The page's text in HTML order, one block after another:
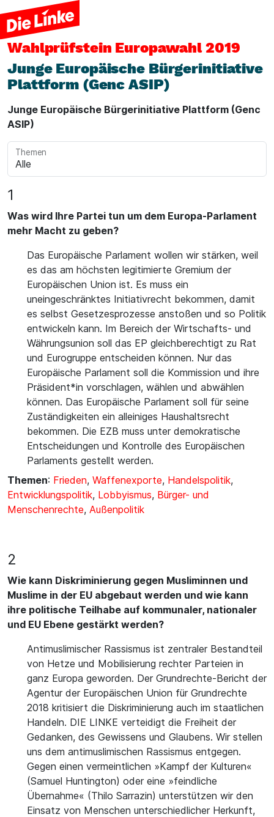
Wahlprüfstein Europawahl 2019
Junge Europäische Bürgerinitiative
Plattform (Genc ASIP)
Junge Europäische Bürgerinitiative Plattform (Genc
ASIP)
Themen
1
Was wird Ihre Partei tun um dem Europa-Parlament
mehr Macht zu geben?
Das Europäische Parlament wollen wir stärken, weil
es das am höchsten legitimierte Gremium der
Europäischen Union ist. Es muss ein
uneingeschränktes Initiativrecht bekommen, damit
es selbst Gesetzesprozesse anstoßen und so Politik
entwickeln kann. Im Bereich der Wirtschafts- und
Währungsunion soll das EP gleichberechtigt zu Rat
und Eurogruppe entscheiden können. Nur das
Europäische Parlament soll die Kommission und ihre
Präsident*in vorschlagen, wählen und abwählen
können. Das Europäische Parlament soll für seine
Zuständigkeiten ein alleiniges Haushaltsrecht
bekommen. Die EZB muss unter demokratische
Entscheidungen und Kontrolle des Europäischen
Parlaments gestellt werden.
Themen: Frieden, Waffenexporte, Handelspolitik,
Entwicklungspolitik, Lobbyismus, Bürger- und
Menschenrechte, Außenpolitik
2
Wie kann Diskriminierung gegen Musliminnen und
Muslime in der EU abgebaut werden und wie kann
ihre politische Teilhabe auf kommunaler, nationaler
und EU Ebene gestärkt werden?
Antimuslimischer Rassismus ist zentraler Bestandteil
von Hetze und Mobilisierung rechter Parteien in
ganz Europa geworden. Der Grundrechte-Bericht der
Agentur der Europäischen Union für Grundrechte
2018 kritisiert die Diskriminierung auch im staatlichen
Handeln. DIE LINKE verteidigt die Freiheit der
Gedanken, des Gewissens und Glaubens. Wir stellen
uns dem antimuslimischen Rassismus entgegen.
Gegen einen vermeintlichen »Kampf der Kulturen«
(Samuel Huntington) oder eine »feindliche
Übernahme« (Thilo Sarrazin) unterstützen wir den
Einsatz von Menschen unterschiedlicher Herkunft,